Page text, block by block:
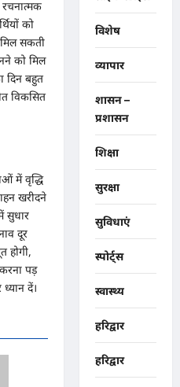
को
मिल सकती
को मिल
दिन बहुत
विकसित
में वृद्धि
खरीदने
सुधार
दूर
होगी,
पड़
दें।
विशेष
व्यापार
शासन –
प्रशासन
शिक्षा
सुरक्षा
सुविधाएं
स्पोर्ट्स
स्वास्थ्य
हरिद्वार
हरिद्वार